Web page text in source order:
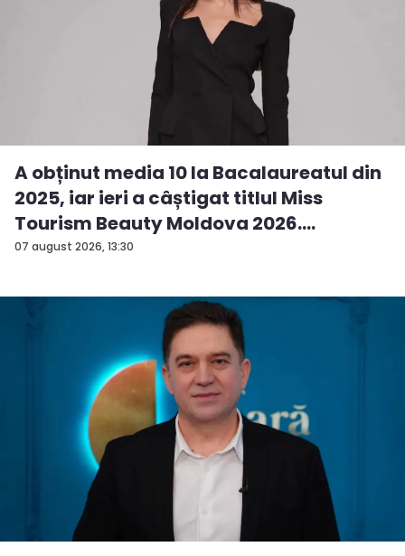
07 august 2026, 13:30
A obținut media 10 la Bacalaureatul din
2025, iar ieri a câștigat titlul Miss
Tourism Beauty Moldova 2026.
Andreea...